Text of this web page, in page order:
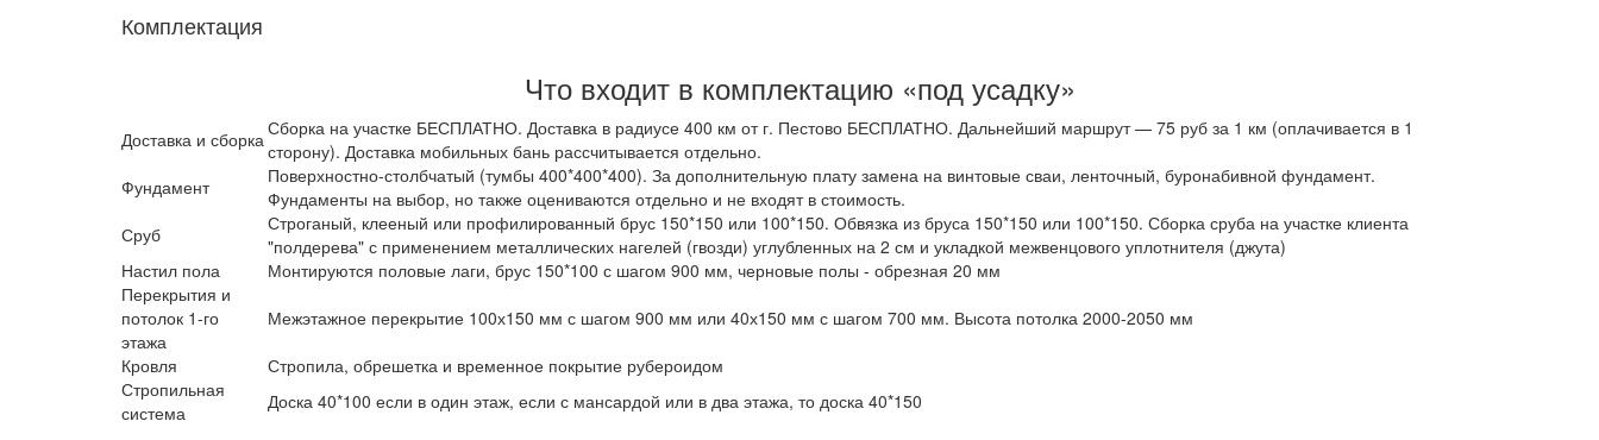
Комплектация
Что входит в комплектацию «под усадку»
Доставка и сборка Сборка на участке БЕСПЛАТНО. Доставка в радиусе 400 км от г. Пестово БЕСПЛАТНО. Дальнейший маршрут — 75 руб за 1 км (оплачивается в 1
сторону). Доставка мобильных бань рассчитывается отдельно.
Фундамент
Поверхностно-столбчатый (тумбы 400*400*400). За дополнительную плату замена на винтовые сваи, ленточный, буронабивной фундамент.
Фундаменты на выбор, но также оцениваются отдельно и не входят в стоимость.
Сруб
Строганый, клееный или профилированный брус 150*150 или 100*150. Обвязка из бруса 150*150 или 100*150. Сборка сруба на участке клиента
"полдерева" с применением металлических нагелей (гвозди) углубленных на 2 см и укладкой межвенцового уплотнителя (джута)
Настил пола
Монтируются половые лаги, брус 150*100 с шагом 900 мм, черновые полы - обрезная 20 мм
Перекрытия и
потолок 1-го
этажа
Межэтажное перекрытие 100х150 мм с шагом 900 мм или 40х150 мм с шагом 700 мм. Высота потолка 2000-2050 мм
Кровля
Стропила, обрешетка и временное покрытие рубероидом
Стропильная
система
Доска 40*100 если в один этаж, если с мансардой или в два этажа, то доска 40*150